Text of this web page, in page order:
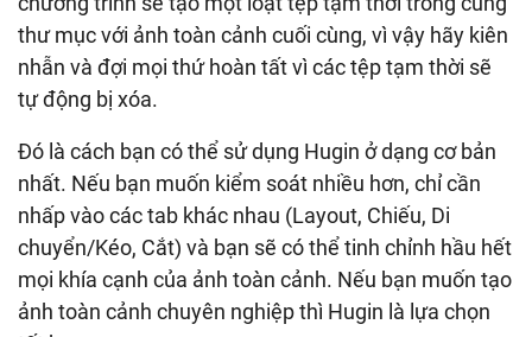
thư mục với ảnh toàn cảnh cuối cùng, vì vậy hãy kiên
nhẫn và đợi mọi thứ hoàn tất vì các tệp tạm thời sẽ
tự động bị xóa.
Đó là cách bạn có thể sử dụng Hugin ở dạng cơ bản
nhất. Nếu bạn muốn kiểm soát nhiều hơn, chỉ cần
nhấp vào các tab khác nhau (Layout, Chiếu, Di
chuyển/Kéo, Cắt) và bạn sẽ có thể tinh chỉnh hầu hết
mọi khía cạnh của ảnh toàn cảnh. Nếu bạn muốn tạo
ảnh toàn cảnh chuyên nghiệp thì Hugin là lựa chọn